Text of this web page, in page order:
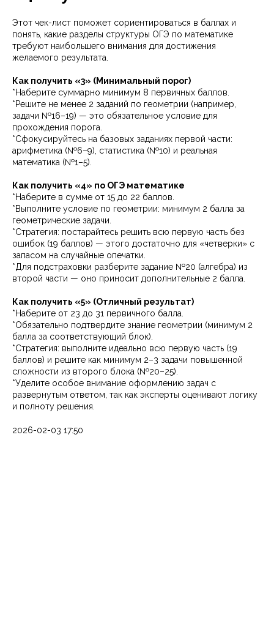
Этот чек-лист поможет сориентироваться в баллах и
понять, какие разделы структуры ОГЭ по математике
требуют наибольшего внимания для достижения
желаемого результата.
Как получить «3» (Минимальный порог)
*Наберите суммарно минимум 8 первичных баллов.
*Решите не менее 2 заданий по геометрии (например,
задачи №16–19) — это обязательное условие для
прохождения порога.
*Сфокусируйтесь на базовых заданиях первой части:
арифметика (№6–9), статистика (№10) и реальная
математика (№1–5).
Как получить «4» по ОГЭ математике
*Наберите в сумме от 15 до 22 баллов.
*Выполните условие по геометрии: минимум 2 балла за
геометрические задачи.
*Стратегия: постарайтесь решить всю первую часть без
ошибок (19 баллов) — этого достаточно для «четверки» с
запасом на случайные опечатки.
*Для подстраховки разберите задание №20 (алгебра) из
второй части — оно приносит дополнительные 2 балла.
Как получить «5» (Отличный результат)
*Наберите от 23 до 31 первичного балла.
*Обязательно подтвердите знание геометрии (минимум 2
балла за соответствующий блок).
*Стратегия: выполните идеально всю первую часть (19
баллов) и решите как минимум 2–3 задачи повышенной
сложности из второго блока (№20–25).
*Уделите особое внимание оформлению задач с
развернутым ответом, так как эксперты оценивают логику
и полноту решения.
2026-02-03 17:50